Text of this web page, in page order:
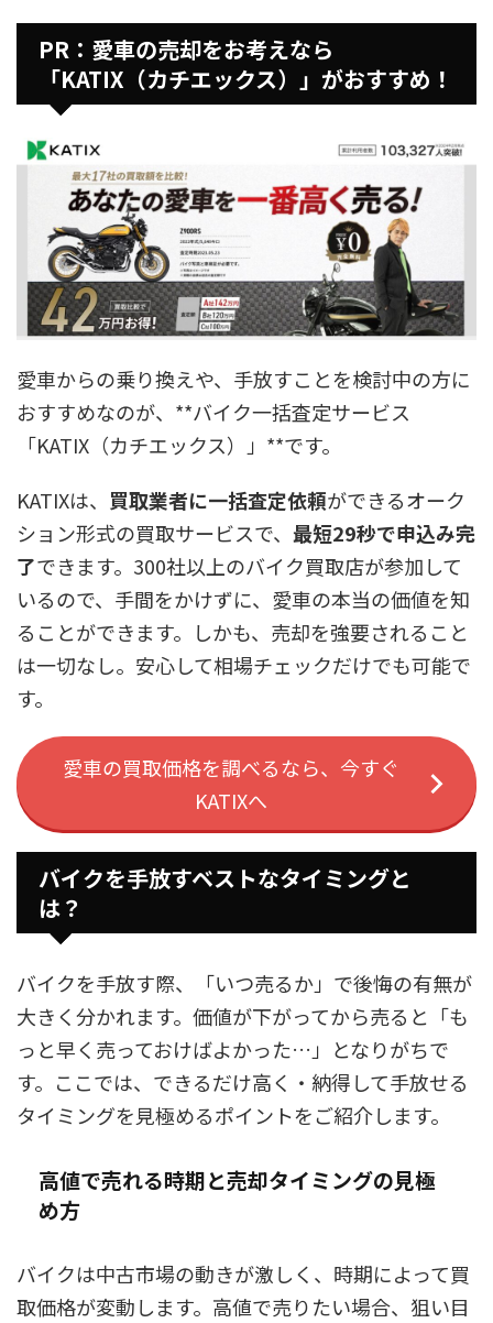
PR：愛車の売却をお考えなら
「KATIX（カチエックス）」がおすすめ！
愛車からの乗り換えや、手放すことを検討中の方に
おすすめなのが、**バイク一括査定サービス
「KATIX（カチエックス）」**です。
KATIXは、 買取業者に一括査定依頼ができるオーク
ション形式の買取サービスで、 最短29秒で申込み完
了できます。300社以上のバイク買取店が参加して
いるので、手間をかけずに、愛車の本当の価値を知
ることができます。しかも、売却を強要されること
は一切なし。安心して相場チェックだけでも可能で
す。
愛車の買取価格を調べるなら、今すぐ
KATIXへ
バイクを手放すベストなタイミングと
は？
バイクを手放す際、「いつ売るか」で後悔の有無が
大きく分かれます。価値が下がってから売ると「も
っと早く売っておけばよかった…」となりがちで
す。ここでは、できるだけ高く・納得して手放せる
タイミングを見極めるポイントをご紹介します。
高値で売れる時期と売却タイミングの見極
め方
バイクは中古市場の動きが激しく、時期によって買
取価格が変動します。高値で売りたい場合、狙い目